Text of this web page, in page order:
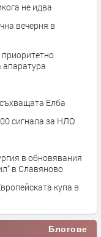
не идва
вечерня в
апаратура
Елба
сигнала за НЛО
в обновявания
в Славяново
купа в
Блогове